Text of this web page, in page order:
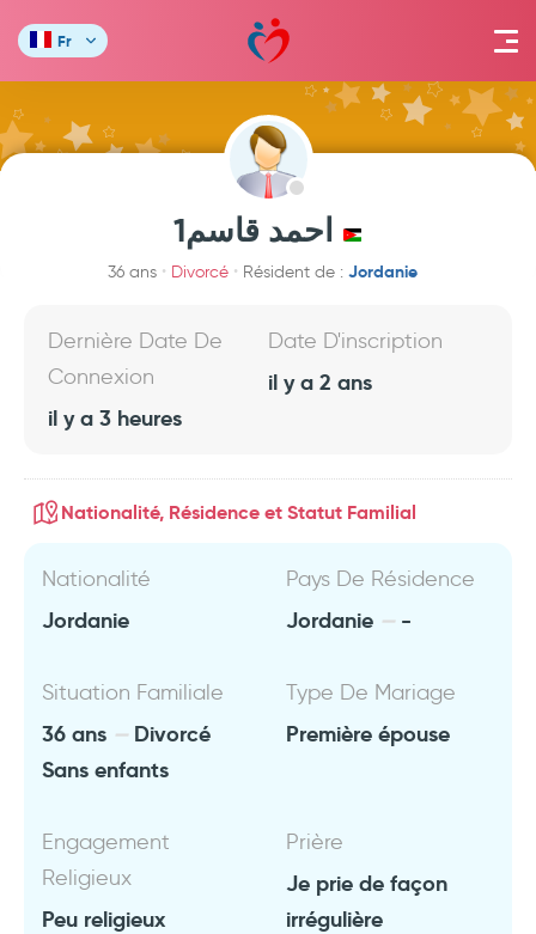
Fr
احمد قاسم1
36 ans Divorcé Résident de : Jordanie
Dernière Date De
Connexion
il y a 3 heures
Date D'inscription
il y a 2 ans
Nationalité, Résidence et Statut Familial
Nationalité
Jordanie
Pays De Résidence
Jordanie -
Situation Familiale
36 ans
Divorcé
Sans enfants
Type De Mariage
Première épouse
Engagement
Religieux
Peu religieux
Prière
Je prie de façon
irrégulière